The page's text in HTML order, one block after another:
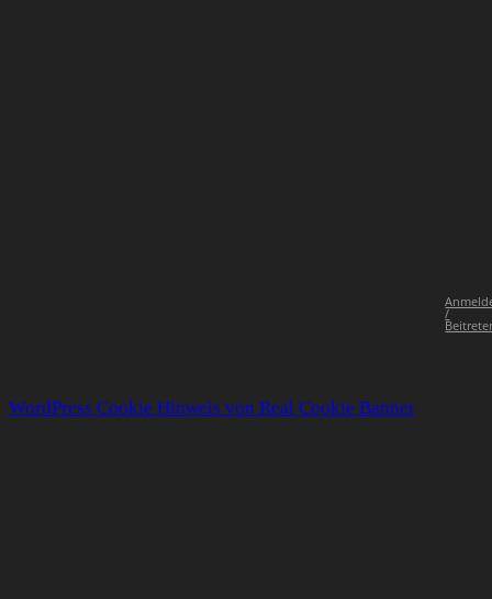
/
WordPress Cookie Hinweis von Real Cookie Banner